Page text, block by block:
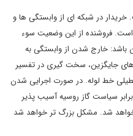
خریدار در شبکه ای از وابستگی ها و
است. فروشنده از این وضعیت سوء
باشد: خارج شدن از وابستگی به
های جایگزین، سخت گیری در تفسیر
خط لوله. در صورت اجرایی شدن
اوکراین در برابر سیاست گاز روسیه آسیب پذیر
خواهد شد. مشکل بزرگ تر خواهد شد